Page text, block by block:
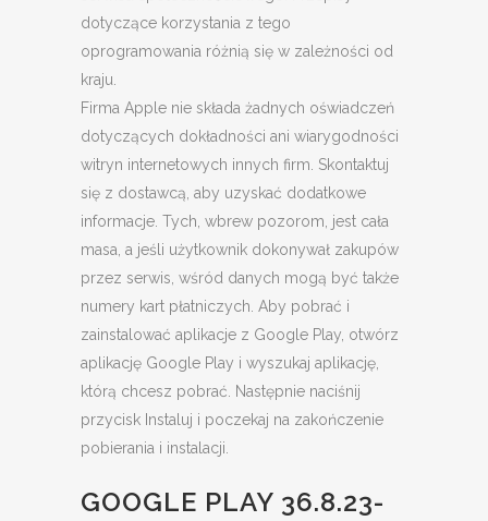
dotyczące korzystania z tego
oprogramowania różnią się w zależności od
kraju.
Firma Apple nie składa żadnych oświadczeń
dotyczących dokładności ani wiarygodności
witryn internetowych innych firm. Skontaktuj
się z dostawcą, aby uzyskać dodatkowe
informacje. Tych, wbrew pozorom, jest cała
masa, a jeśli użytkownik dokonywał zakupów
przez serwis, wśród danych mogą być także
numery kart płatniczych. Aby pobrać i
zainstalować aplikacje z Google Play, otwórz
aplikację Google Play i wyszukaj aplikację,
którą chcesz pobrać. Następnie naciśnij
przycisk Instaluj i poczekaj na zakończenie
pobierania i instalacji.
GOOGLE PLAY 36.8.23-